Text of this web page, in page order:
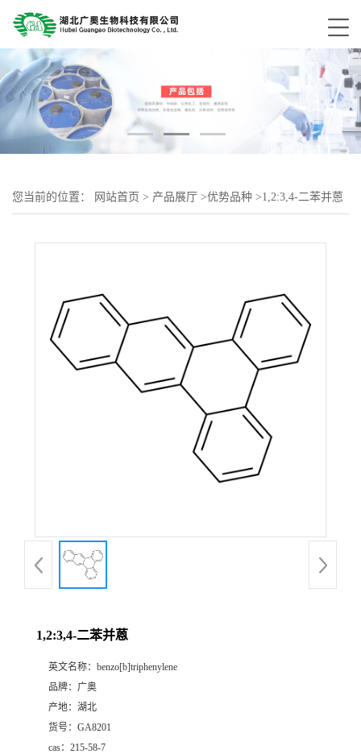
您当前的位置： 网站首页 > 产品展厅 >优势品种 >1,2:3,4-二苯并蒽
1,2:3,4-二苯并蒽
英文名称： benzo[b]triphenylene
品牌： 广奥
产地： 湖北
货号： GA8201
cas： 215-58-7